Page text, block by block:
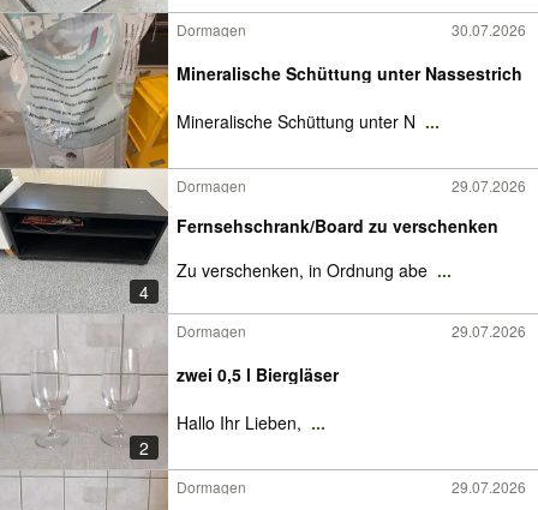
Dormagen 30.07.2026
Mineralische Schüttung unter Nassestrich
Mineralische Schüttung unter N ...
4
Dormagen 29.07.2026
Fernsehschrank/Board zu verschenken
Zu verschenken, in Ordnung abe ...
2
Dormagen 29.07.2026
zwei 0,5 l Biergläser
Hallo Ihr Lieben, ...
Dormagen 29.07.2026